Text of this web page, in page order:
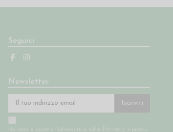
Seguici
Newsletter
Iscriviti
Ho letto e accetto l'informativa sulla Privacy e presto